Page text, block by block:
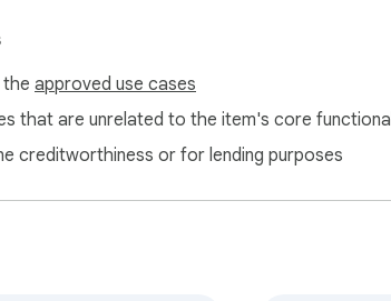
approved use cases
that are unrelated to the item's core
creditworthiness or for lending purposes